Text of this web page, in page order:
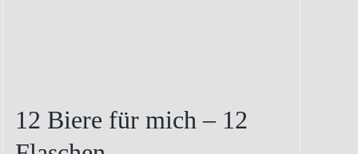
12 Biere für mich – 12